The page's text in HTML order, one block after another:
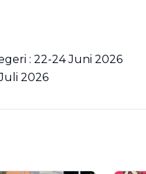
: 22-24 Juni 2026
2026